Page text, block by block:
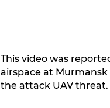
This video was
airspace at
the attack UAV threat.